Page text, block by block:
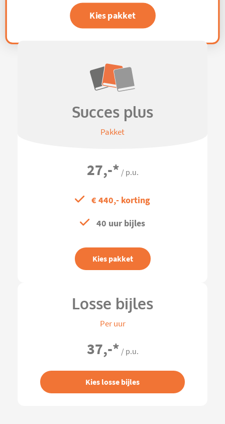
Kies pakket
Succes plus
Pakket
27,-* / p.u.
€ 440,- korting
40 uur bijles
Kies pakket
Losse bijles
Per uur
37,-* / p.u.
Kies losse bijles